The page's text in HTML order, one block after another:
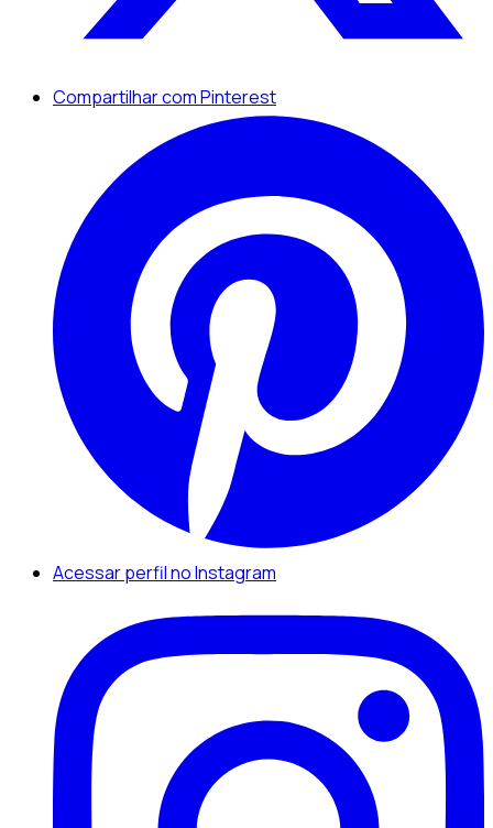
Compartilhar com Pinterest
Acessar perfil no Instagram